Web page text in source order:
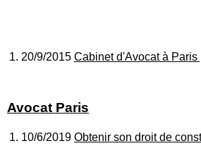
20/9/2015 Cabinet d'Avocat à
Avocat Paris
10/6/2019 Obtenir son droit de